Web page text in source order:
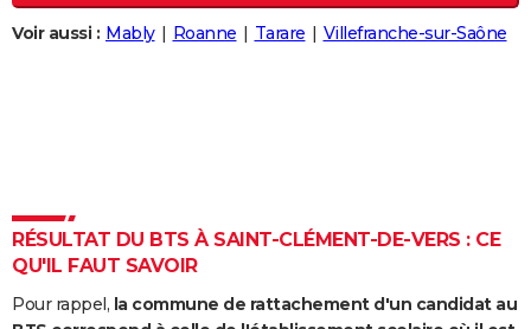
Destinations
City break
Voyage nature
Voyage de noces
Forum
Climat
+
PHOTO
Carte de Noël
Carte Bonne année
Carte Saint-Valentin
Carte Pâques
Carte d'anniversaire
DICTIONNAIRE
Dictionnaire
Biographies
Citations
Expressions
Proverbes
PROGRAMME TV
COPAINS D'AVANT
Voir aussi : Mably Roanne Tarare Villefranche-sur-Saône
RÉSULTAT DU BTS À SAINT-CLÉMENT-DE-VERS : CE
QU'IL FAUT SAVOIR
Pour rappel, la commune de rattachement d'un candidat au